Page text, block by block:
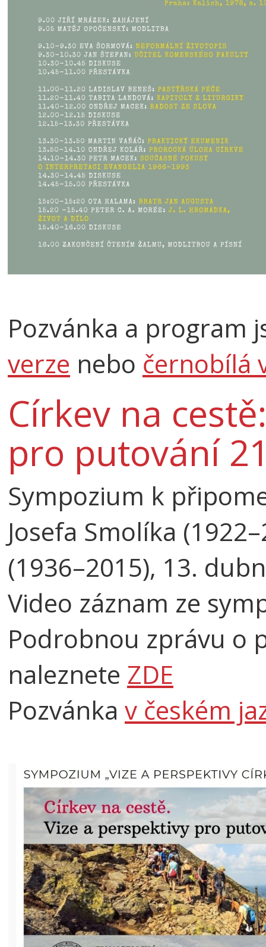
Pozvánka a program
verze nebo černobílá
Církev na
pro putování
Sympozium k
Josefa Smolíka
(1936–2015), 13.
Video záznam ze
Podrobnou zprávu o
naleznete ZDE
Pozvánka v českém